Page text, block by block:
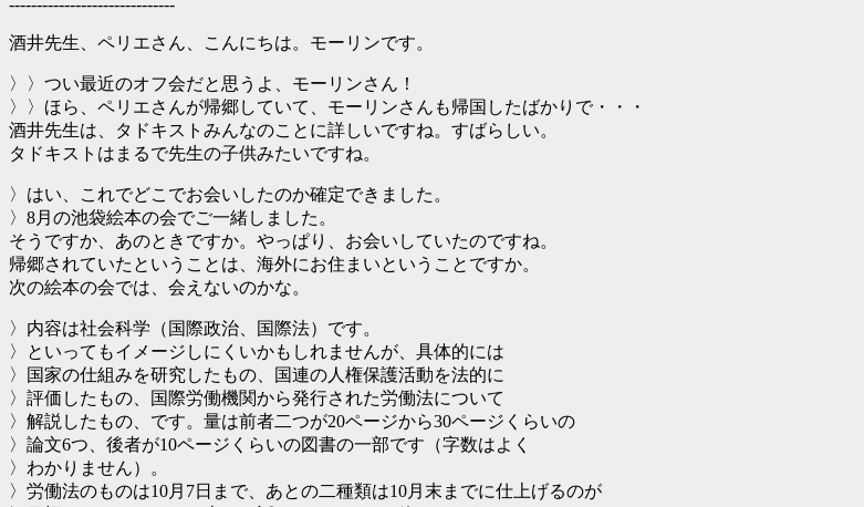
------------------------------
酒井先生、ペリエさん、こんにちは。モーリンです。
〉〉つい最近のオフ会だと思うよ、モーリンさん！
〉〉ほら、ペリエさんが帰郷していて、モーリンさんも帰国したばかりで・・・
酒井先生は、タドキストみんなのことに詳しいですね。すばらしい。
タドキストはまるで先生の子供みたいですね。
〉はい、これでどこでお会いしたのか確定できました。
〉8月の池袋絵本の会でご一緒しました。
そうですか、あのときですか。やっぱり、お会いしていたのですね。
帰郷されていたということは、海外にお住まいということですか。
次の絵本の会では、会えないのかな。
〉内容は社会科学（国際政治、国際法）です。
〉といってもイメージしにくいかもしれませんが、具体的には
〉国家の仕組みを研究したもの、国連の人権保護活動を法的に
〉評価したもの、国際労働機関から発行された労働法について
〉解説したもの、です。量は前者二つが20ページから30ページくらいの
〉論文6つ、後者が10ページくらいの図書の一部です（字数はよく
〉わかりません）。
〉労働法のものは10月7日まで、あとの二種類は10月末までに仕上げるのが